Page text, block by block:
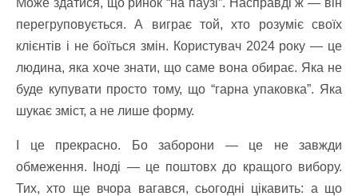
перегруповується. А виграє той, хто розуміє своїх
клієнтів і не боїться змін. Користувач 2024 року — це
людина, яка хоче знати, що саме вона обирає. Яка не
буде купувати просто тому, що “гарна упаковка”. Яка
шукає зміст, а не лише форму.
І це прекрасно. Бо заборони — це не завжди
обмеження. Іноді — це поштовх до кращого вибору.
Тих, хто ще вчора вагався, сьогодні цікавить: а що